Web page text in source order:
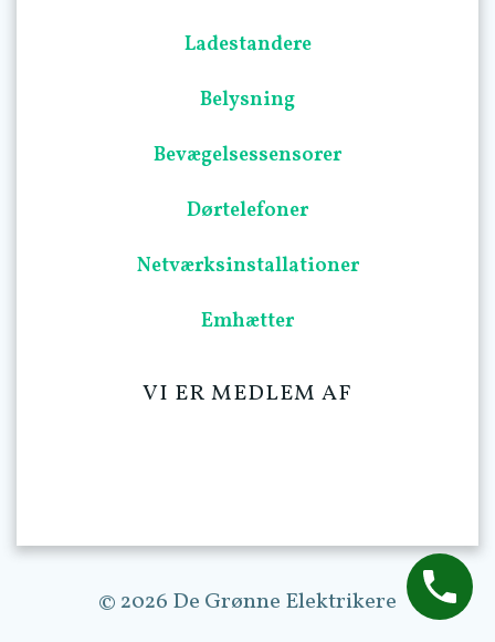
Ladestandere
Belysning
Bevægelsessensorer
Dørtelefoner
Netværksinstallationer
Emhætter
VI ER MEDLEM AF
© 2026 De Grønne Elektrikere